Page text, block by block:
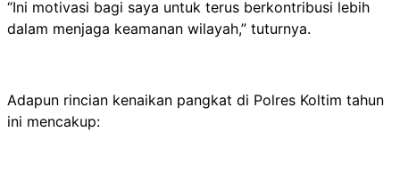
“Ini motivasi bagi saya untuk terus berkontribusi lebih
dalam menjaga keamanan wilayah,” tuturnya.
Adapun rincian kenaikan pangkat di Polres Koltim tahun
ini mencakup: